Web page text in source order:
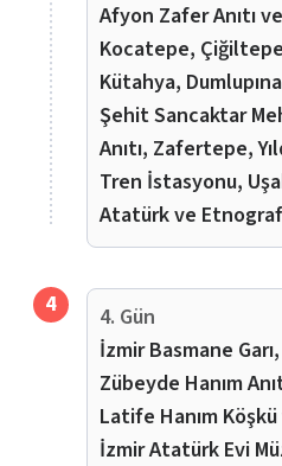
Afyon Zafer Anıtı
Kocatepe,
Kütahya,
Şehit Sancaktar
Anıtı, Zafertepe,
Tren İstasyonu,
Atatürk ve
4
4. Gün
İzmir Basmane
Zübeyde Hanım
Latife Hanım Köşkü
İzmir Atatürk Evi